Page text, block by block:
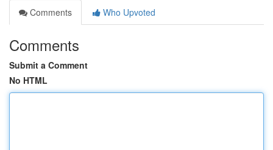
Comments
Who Upvoted
Comments
Submit a Comment
No HTML